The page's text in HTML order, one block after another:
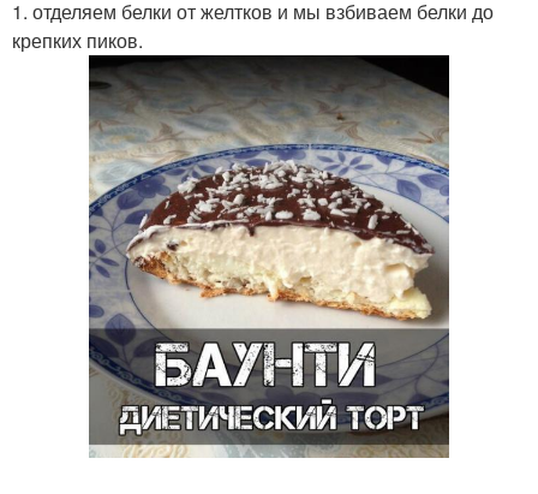
1. отделяем белки от желтков и мы взбиваем белки до
крепких пиков.